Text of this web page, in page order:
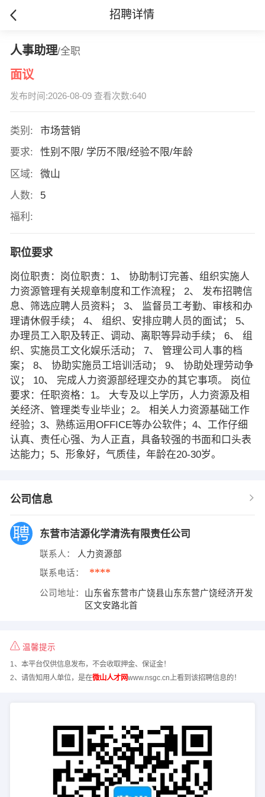
招聘详情
人事助理/全职
面议
发布时间:2026-08-09 查看次数:640
类别:
市场营销
要求:
性别不限/ 学历不限/经验不限/年龄
区域:
微山
人数:
5
福利:
职位要求
岗位职责：岗位职责：1、 协助制订完善、组织实施人
力资源管理有关规章制度和工作流程； 2、 发布招聘信
息、筛选应聘人员资料； 3、 监督员工考勤、审核和办
理请休假手续； 4、 组织、安排应聘人员的面试； 5、
办理员工入职及转正、调动、离职等异动手续； 6、 组
织、实施员工文化娱乐活动； 7、 管理公司人事的档
案； 8、 协助实施员工培训活动； 9、 协助处理劳动争
议； 10、 完成人力资源部经理交办的其它事项。 岗位
要求：任职资格：1。 大专及以上学历，人力资源及相
关经济、管理类专业毕业；2。 相关人力资源基础工作
经验；3、熟练运用OFFICE等办公软件；4、工作仔细
认真、责任心强、为人正直，具备较强的书面和口头表
达能力；5、形象好，气质佳，年龄在20-30岁。
公司信息
东营市洁源化学清洗有限责任公司
联系人： 人力资源部
联系电话： ****
公司地址：
山东省东营市广饶县山东东营广饶经济开发
区文安路北首
温馨提示
1、本平台仅供信息发布，不会收取押金、保证金！
2、请告知用人单位，是在微山人才网www.nsgc.cn上看到该招聘信息的！